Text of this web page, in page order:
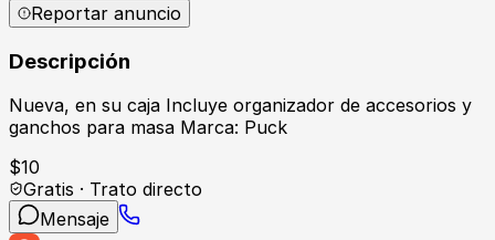
Reportar anuncio
Descripción
Nueva, en su caja Incluye organizador de accesorios y
ganchos para masa Marca: Puck
$10
Gratis · Trato directo
Mensaje